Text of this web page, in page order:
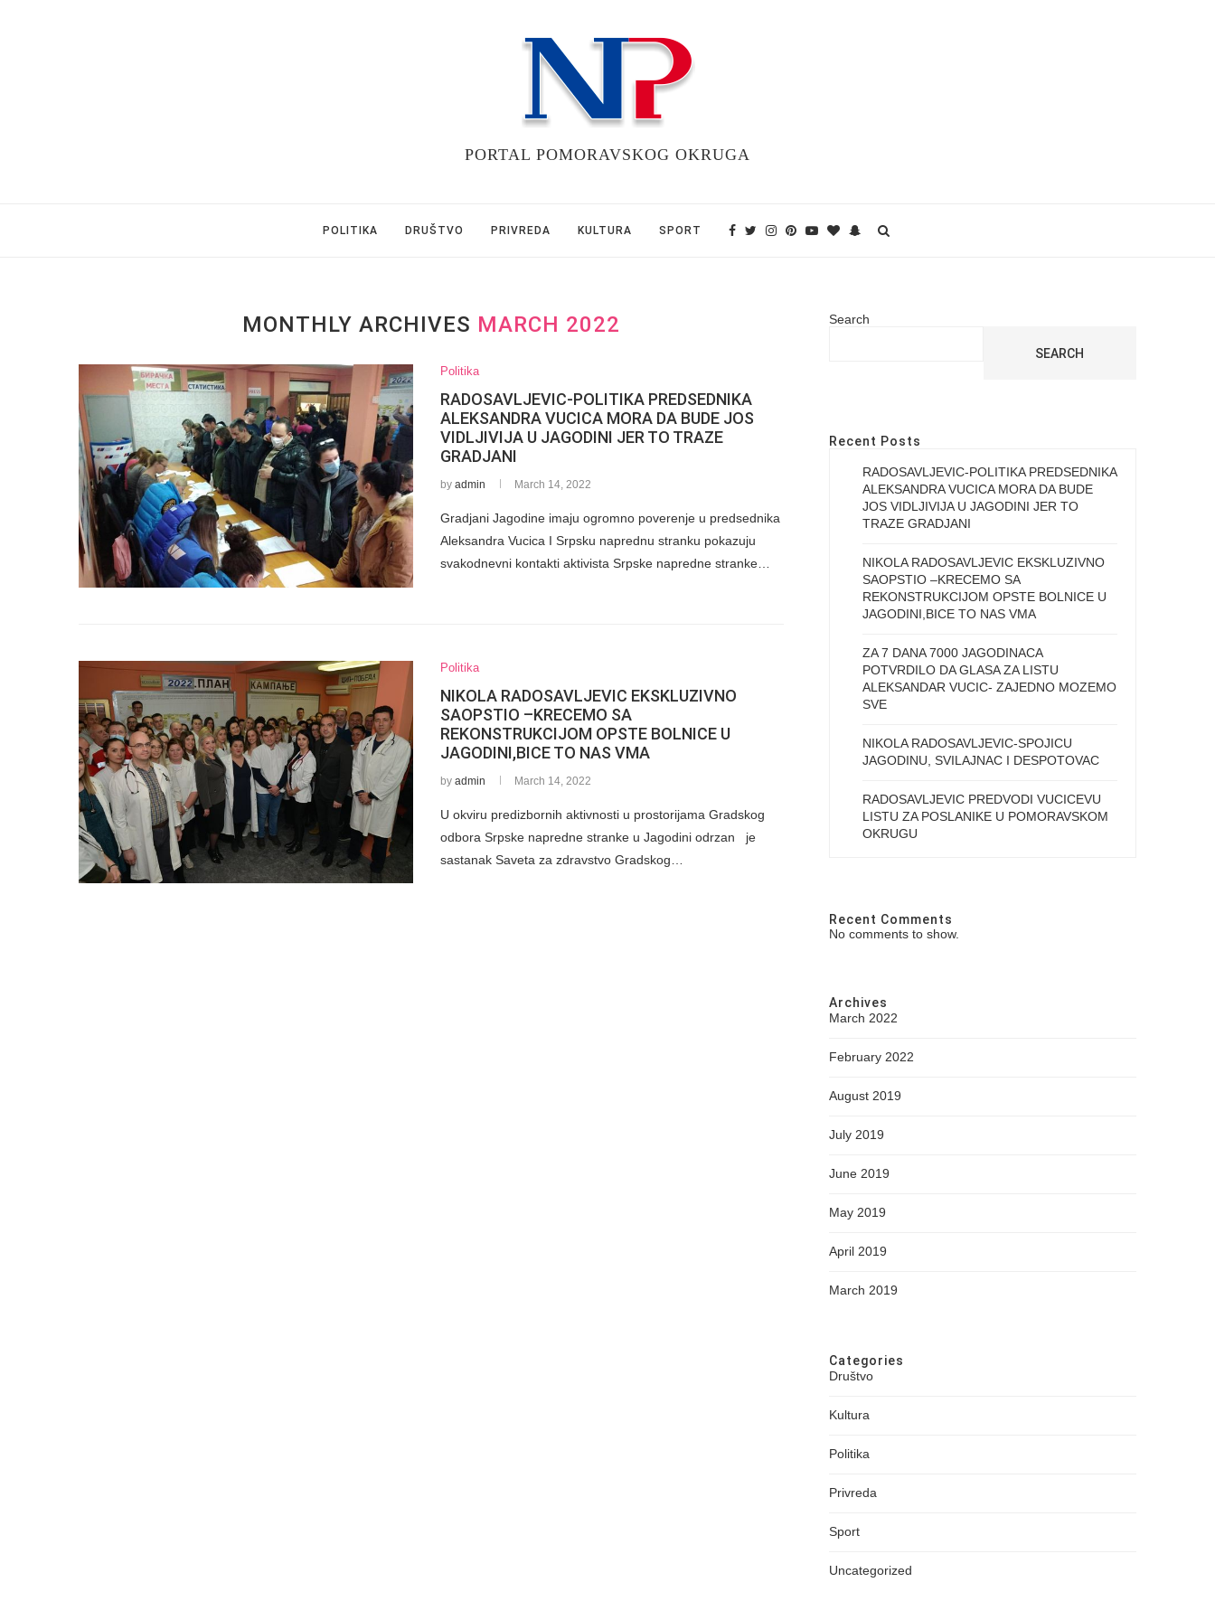
PORTAL POMORAVSKOG OKRUGA
POLITIKA DRUŠTVO PRIVREDA KULTURA SPORT
MONTHLY ARCHIVES MARCH 2022
Politika
RADOSAVLJEVIC-POLITIKA PREDSEDNIKA
ALEKSANDRA VUCICA MORA DA BUDE JOS
VIDLJIVIJA U JAGODINI JER TO TRAZE
GRADJANI
by admin March 14, 2022
Gradjani Jagodine imaju ogromno poverenje u predsednika
Aleksandra Vucica I Srpsku naprednu stranku pokazuju
svakodnevni kontakti aktivista Srpske napredne stranke…
Politika
NIKOLA RADOSAVLJEVIC EKSKLUZIVNO
SAOPSTIO –KRECEMO SA
REKONSTRUKCIJOM OPSTE BOLNICE U
JAGODINI,BICE TO NAS VMA
by admin March 14, 2022
U okviru predizbornih aktivnosti u prostorijama Gradskog
odbora Srpske napredne stranke u Jagodini odrzan je
sastanak Saveta za zdravstvo Gradskog…
Search
SEARCH
Recent Posts
RADOSAVLJEVIC-POLITIKA PREDSEDNIKA
ALEKSANDRA VUCICA MORA DA BUDE
JOS VIDLJIVIJA U JAGODINI JER TO
TRAZE GRADJANI
NIKOLA RADOSAVLJEVIC EKSKLUZIVNO
SAOPSTIO –KRECEMO SA
REKONSTRUKCIJOM OPSTE BOLNICE U
JAGODINI,BICE TO NAS VMA
ZA 7 DANA 7000 JAGODINACA
POTVRDILO DA GLASA ZA LISTU
ALEKSANDAR VUCIC- ZAJEDNO MOZEMO
SVE
NIKOLA RADOSAVLJEVIC-SPOJICU
JAGODINU, SVILAJNAC I DESPOTOVAC
RADOSAVLJEVIC PREDVODI VUCICEVU
LISTU ZA POSLANIKE U POMORAVSKOM
OKRUGU
Recent Comments
No comments to show.
Archives
March 2022
February 2022
August 2019
July 2019
June 2019
May 2019
April 2019
March 2019
Categories
Društvo
Kultura
Politika
Privreda
Sport
Uncategorized